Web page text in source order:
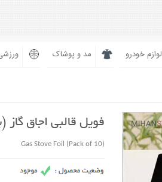
لوازم خودرو مد و پوشاک
فویل قالبی اجاق گاز (بسته
Gas Stove Foil (Pack of 10)